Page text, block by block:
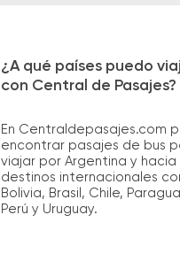
¿A qué países puedo
con Central de Pasajes?
En Centraldepasajes.com
encontrar pasajes de bus
viajar por Argentina y hacia
destinos internacionales
Bolivia, Brasil, Chile,
Perú y Uruguay.